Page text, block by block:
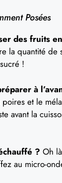
Posées
des fruits
la quantité de
!
à
et le
avant la
? Oh
au micro-